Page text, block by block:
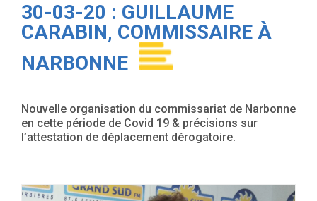
30-03-20 : GUILLAUME
CARABIN, COMMISSAIRE À
NARBONNE
Nouvelle organisation du commissariat de Narbonne
en cette période de Covid 19 & précisions sur
l’attestation de déplacement dérogatoire.